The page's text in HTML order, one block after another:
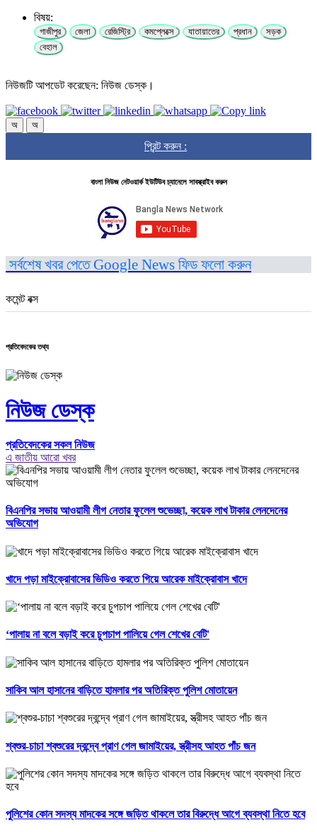
বিষয়:
গাজীপুর জেলা রেজিস্ট্রি কমপ্লেক্সে যাতায়াতের প্রধান
সড়ক
বেহাল
নিউজটি আপডেট করেছেন: নিউজ ডেস্ক।
অ অ
প্রিন্ট করুন :
বাংলা নিউজ নেটওয়ার্ক ইউটিউব চ্যানেলে সাবস্ক্রাইব করুন
সর্বশেষ খবর পেতে Google News ফিড ফলো করুন
কমেন্ট বক্স
প্রতিবেদকের তথ্য
নিউজ ডেস্ক
প্রতিবেদকের সকল নিউজ
এ জাতীয় আরো খবর
বিএনপির সভায় আওয়ামী লীগ নেতার ফুলেল শুভেচ্ছা, কয়েক লাখ টাকার লেনদেনের
অভিযোগ
খাদে পড়া মাইক্রোবাসের ভিডিও করতে গিয়ে আরেক মাইক্রোবাস খাদে
‘পালায় না বলে বড়াই করে চুপচাপ পালিয়ে গেল শেখের বেটি'
সাকিব আল হাসানের বাড়িতে হামলার পর অতিরিক্ত পুলিশ মোতায়েন
শ্বশুর-চাচা শ্বশুরের দ্বন্দ্বে প্রাণ গেল জামাইয়ের, স্ত্রীসহ আহত পাঁচ জন
পুলিশের কোন সদস্য মাদকের সঙ্গে জড়িত থাকলে তার বিরুদ্ধে আগে ব্যবস্থা নিতে হবে